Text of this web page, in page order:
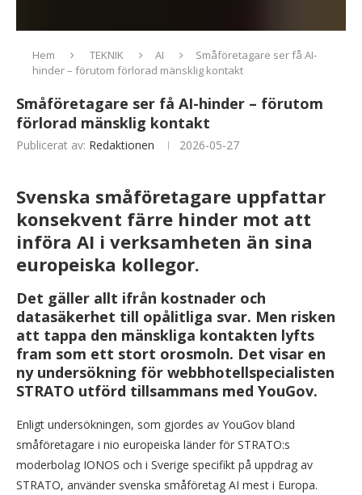
Hem TEKNIK AI
Småföretagare ser få AI-
hinder – förutom förlorad mänsklig kontakt
Småföretagare ser få AI-hinder – förutom
förlorad mänsklig kontakt
Publicerat av: Redaktionen 2026-05-27
Svenska småföretagare uppfattar
konsekvent färre hinder mot att
införa AI i verksamheten än sina
europeiska kollegor.
Det gäller allt ifrån kostnader och
datasäkerhet till opålitliga svar. Men risken
att tappa den mänskliga kontakten lyfts
fram som ett stort orosmoln. Det visar en
ny undersökning för webbhotellspecialisten
STRATO utförd tillsammans med YouGov.
Enligt undersökningen, som gjordes av YouGov bland
småföretagare i nio europeiska länder för STRATO:s
moderbolag IONOS och i Sverige specifikt på uppdrag av
STRATO, använder svenska småföretag AI mest i Europa.